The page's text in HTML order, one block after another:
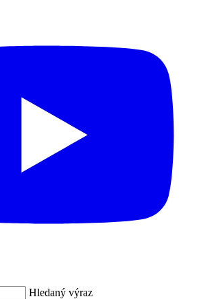
Hledaný výraz